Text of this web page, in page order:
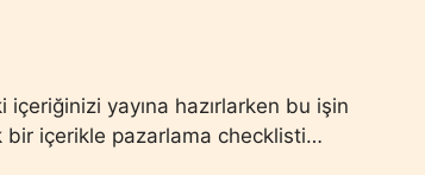
yayına hazırlarken bu işin
bir içerikle pazarlama checklisti…